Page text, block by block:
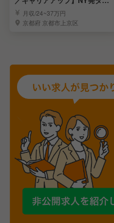
ニング店舗スタッフ
月収/24~37万円
京都府 京都市上京区